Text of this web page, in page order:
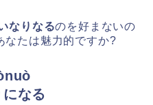
なりなるのを好まないの
なたは魅力的ですか?
なる